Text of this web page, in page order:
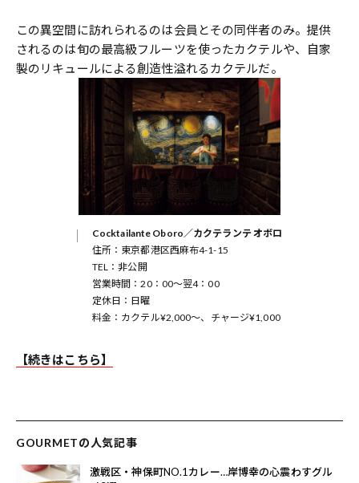
この異空間に訪れられるのは会員とその同伴者のみ。提供
されるのは旬の最高級フルーツを使ったカクテルや、自家
製のリキュールによる創造性溢れるカクテルだ。
Cocktailante Oboro／カクテランテ オボロ
住所：東京都港区西麻布4-1-15
TEL：非公開
営業時間：20：00～翌4：00
定休日：日曜
料金：カクテル¥2,000～、チャージ¥1,000
【続きはこちら】
GOURMETの人気記事
激戦区・神保町NO.1カレー…岸博幸の心震わすグル